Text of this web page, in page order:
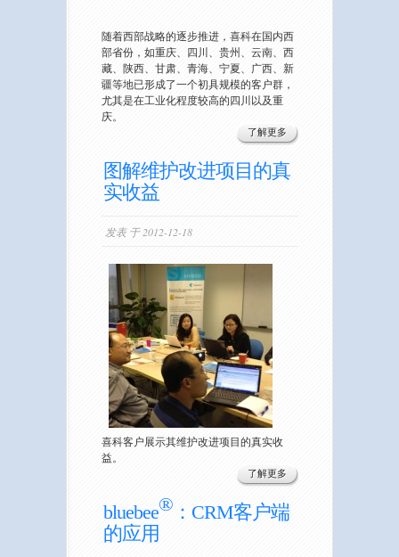
随着西部战略的逐步推进，喜科在国内西
部省份，如重庆、四川、贵州、云南、西
藏、陕西、甘肃、青海、宁夏、广西、新
疆等地已形成了一个初具规模的客户群，
尤其是在工业化程度较高的四川以及重
庆。
了解更多
图解维护改进项目的真
实收益
发表 于 2012-12-18
喜科客户展示其维护改进项目的真实收
益。
了解更多
bluebee® ：CRM客户端
的应用